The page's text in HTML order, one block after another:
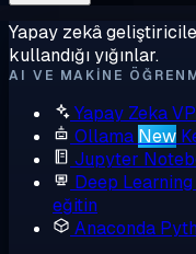
Yapay zekâ
kullandığı yığınlar.
AI VE MAKINE
Yapay Zeka
Ollama New
Jupyter
Deep Learning
eğitin
Anaconda